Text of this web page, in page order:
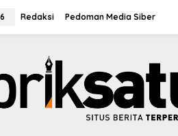
Redaksi Pedoman Media Siber